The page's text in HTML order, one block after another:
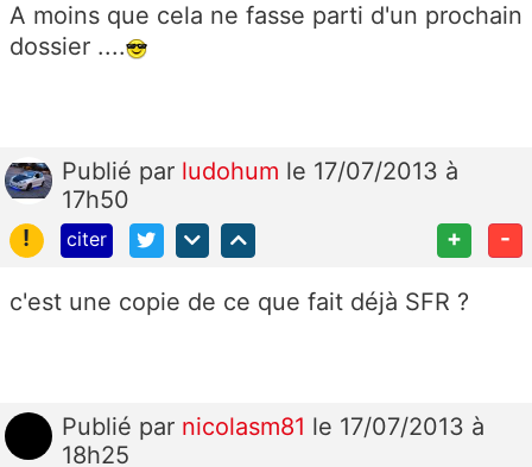
A moins que cela ne fasse parti d'un prochain
dossier ....
Publié par ludohum le 17/07/2013 à
17h50
!
citer + -
c'est une copie de ce que fait déjà SFR ?
Publié par nicolasm81 le 17/07/2013 à
18h25